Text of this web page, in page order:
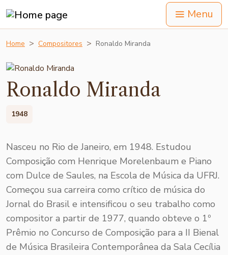
Menu
Home Compositores Ronaldo Miranda
Ronaldo Miranda
1948
Nasceu no Rio de Janeiro, em 1948. Estudou
Composição com Henrique Morelenbaum e Piano
com Dulce de Saules, na Escola de Música da UFRJ.
Começou sua carreira como crítico de música do
Jornal do Brasil e intensificou o seu trabalho como
compositor a partir de 1977, quando obteve o 1º
Prêmio no Concurso de Composição para a II Bienal
de Música Brasileira Contemporânea da Sala Cecília